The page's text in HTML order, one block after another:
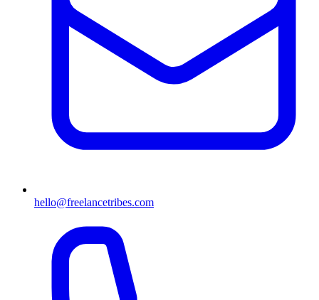
hello@freelancetribes.com